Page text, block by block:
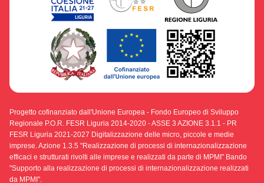
Progetto cofinanziato dall'Unione Europea - Fondo Europeo di Sviluppo
Regionale P.O.R. FESR Liguria 2014-2020 - ASSE 3 AZIONE 3.1.1 - PR
FESR Liguria 2021-2027 Digitalizzazione delle micro, piccole e medie
imprese. Azione 1.3.5 "Realizzazione di processi di internazionalizzazione
efficaci e strutturati rivolti alle imprese e realizzati da parte di MPMI" Bando
"Supporto alla realizzazione di processi di internazionalizzazione realizzati
da MPMI".